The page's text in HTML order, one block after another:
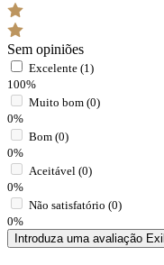
Sem opiniões
Excelente (1)
100%
Muito bom (0)
0%
Bom (0)
0%
Aceitável (0)
0%
Não satisfatório (0)
0%
Introduza uma avaliação